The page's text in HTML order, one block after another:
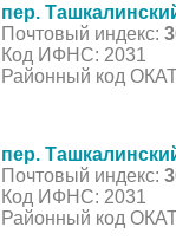
пер.
Почтовый индекс:
Код ИФНС: 2031
Районный код
пер.
Почтовый индекс:
Код ИФНС: 2031
Районный код